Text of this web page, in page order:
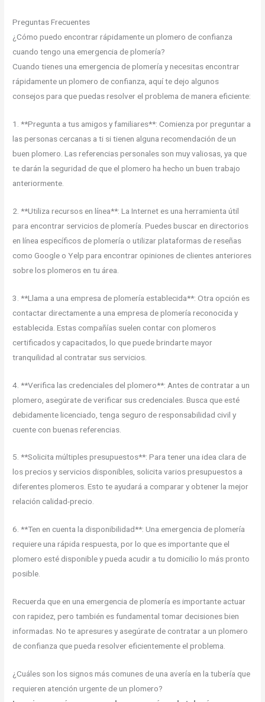
Preguntas Frecuentes
¿Cómo puedo encontrar rápidamente un plomero de confianza
cuando tengo una emergencia de plomería?
Cuando tienes una emergencia de plomería y necesitas encontrar
rápidamente un plomero de confianza, aquí te dejo algunos
consejos para que puedas resolver el problema de manera eficiente:
1. **Pregunta a tus amigos y familiares**: Comienza por preguntar a
las personas cercanas a ti si tienen alguna recomendación de un
buen plomero. Las referencias personales son muy valiosas, ya que
te darán la seguridad de que el plomero ha hecho un buen trabajo
anteriormente.
2. **Utiliza recursos en línea**: La Internet es una herramienta útil
para encontrar servicios de plomería. Puedes buscar en directorios
en línea específicos de plomería o utilizar plataformas de reseñas
como Google o Yelp para encontrar opiniones de clientes anteriores
sobre los plomeros en tu área.
3. **Llama a una empresa de plomería establecida**: Otra opción es
contactar directamente a una empresa de plomería reconocida y
establecida. Estas compañías suelen contar con plomeros
certificados y capacitados, lo que puede brindarte mayor
tranquilidad al contratar sus servicios.
4. **Verifica las credenciales del plomero**: Antes de contratar a un
plomero, asegúrate de verificar sus credenciales. Busca que esté
debidamente licenciado, tenga seguro de responsabilidad civil y
cuente con buenas referencias.
5. **Solicita múltiples presupuestos**: Para tener una idea clara de
los precios y servicios disponibles, solicita varios presupuestos a
diferentes plomeros. Esto te ayudará a comparar y obtener la mejor
relación calidad-precio.
6. **Ten en cuenta la disponibilidad**: Una emergencia de plomería
requiere una rápida respuesta, por lo que es importante que el
plomero esté disponible y pueda acudir a tu domicilio lo más pronto
posible.
Recuerda que en una emergencia de plomería es importante actuar
con rapidez, pero también es fundamental tomar decisiones bien
informadas. No te apresures y asegúrate de contratar a un plomero
de confianza que pueda resolver eficientemente el problema.
¿Cuáles son los signos más comunes de una avería en la tubería que
requieren atención urgente de un plomero?